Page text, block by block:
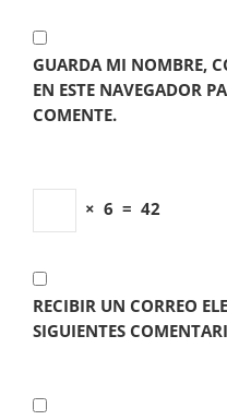
GUARDA MI NOMBRE,
EN ESTE NAVEGADOR
COMENTE.
× 6 = 42
RECIBIR UN CORREO
SIGUIENTES